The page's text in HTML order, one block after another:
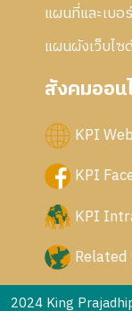
แผนที่และเบอ
แผนผังเว็บไซ
สังคมออน
KPI
KPI
KPI
2024 King